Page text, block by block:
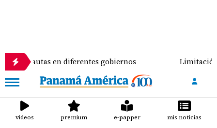
en diferentes gobiernos Limitación a
videos premium e-papper mis noticias